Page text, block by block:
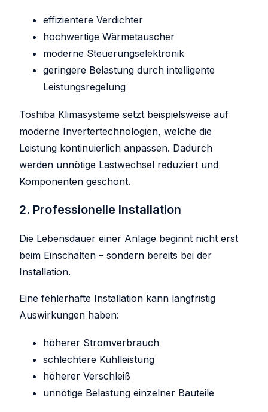
effizientere Verdichter
hochwertige Wärmetauscher
moderne Steuerungselektronik
geringere Belastung durch intelligente
Leistungsregelung
Toshiba Klimasysteme setzt beispielsweise auf
moderne Invertertechnologien, welche die
Leistung kontinuierlich anpassen. Dadurch
werden unnötige Lastwechsel reduziert und
Komponenten geschont.
2. Professionelle Installation
Die Lebensdauer einer Anlage beginnt nicht erst
beim Einschalten – sondern bereits bei der
Installation.
Eine fehlerhafte Installation kann langfristig
Auswirkungen haben:
höherer Stromverbrauch
schlechtere Kühlleistung
höherer Verschleiß
unnötige Belastung einzelner Bauteile